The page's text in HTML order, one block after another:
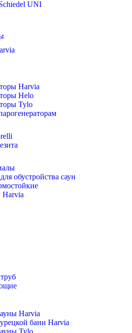
UNI
Harvia
Helo
Tylo
обустройства саун
Harvia
Harvia
бани Harvia